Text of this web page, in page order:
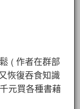
( 作者在群部
恢復吞食知識
元買各種書藉